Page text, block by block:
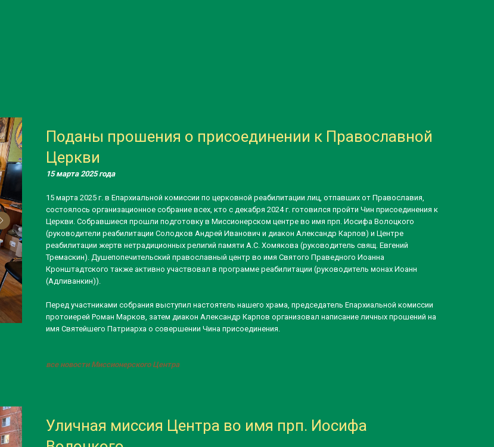
Поданы прошения о присоединении к Православной
Церкви
15 марта 2025 года
15 марта 2025 г. в Епархиальной комиссии по церковной реабилитации лиц, отпавших от Православия,
состоялось организационное собрание всех, кто с декабря 2024 г. готовился пройти Чин присоединения к
Церкви. Собравшиеся прошли подготовку в Миссионерском центре во имя прп. Иосифа Волоцкого
(руководители реабилитации Солодков Андрей Иванович и диакон Александр Карпов) и Центре
реабилитации жертв нетрадиционных религий памяти А.С. Хомякова (руководитель свящ. Евгений
Тремаскин). Душепопечительский православный центр во имя Святого Праведного Иоанна
Кронштадтского также активно участвовал в программе реабилитации (руководитель монах Иоанн
(Адливанкин)).
Перед участниками собрания выступил настоятель нашего храма, председатель Епархиальной комиссии
протоиерей Роман Марков, затем диакон Александр Карпов организовал написание личных прошений на
имя Святейшего Патриарха о совершении Чина присоединения.
все новости Миссионерского Центра
Уличная миссия Центра во имя прп. Иосифа